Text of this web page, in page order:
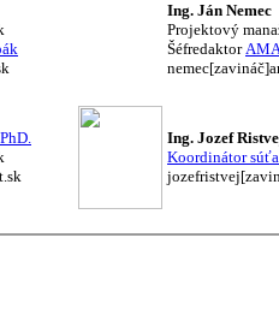
Ing. Ján Nemec
Projektový
Šéfredaktor
Ing. Jozef
Koordinátor